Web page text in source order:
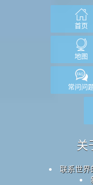
首页
地图
常问问
关
联系世界